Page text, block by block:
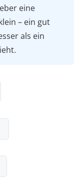
eine
– ein gut
als ein